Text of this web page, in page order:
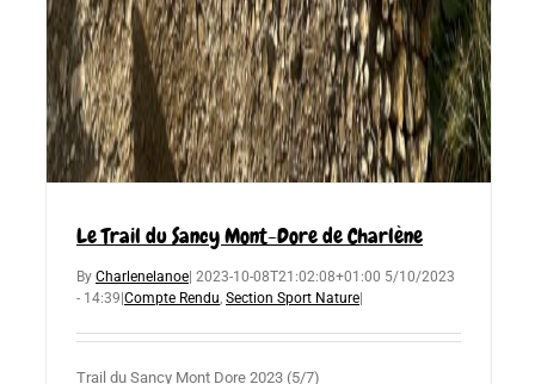
Le Trail du Sancy Mont-Dore de Charlène
By Charlenelanoe 2023-10-08T21:02:08+01:00 5/10/2023
- 14:39 Compte Rendu, Section Sport Nature
Trail du Sancy Mont Dore 2023 (5/7)